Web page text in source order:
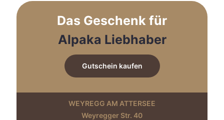
können
der
gewählt
Das Geschenk für
Alpaka Liebhaber
Gutschein kaufen
WEYREGG AM ATTERSEE
Weyregger Str. 40